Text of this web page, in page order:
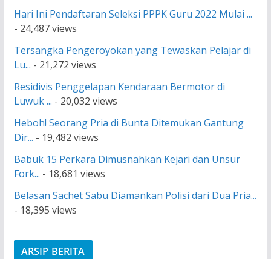
Hari Ini Pendaftaran Seleksi PPPK Guru 2022 Mulai ...
- 24,487 views
Tersangka Pengeroyokan yang Tewaskan Pelajar di
Lu... - 21,272 views
Residivis Penggelapan Kendaraan Bermotor di
Luwuk ... - 20,032 views
Heboh! Seorang Pria di Bunta Ditemukan Gantung
Dir... - 19,482 views
Babuk 15 Perkara Dimusnahkan Kejari dan Unsur
Fork... - 18,681 views
Belasan Sachet Sabu Diamankan Polisi dari Dua Pria...
- 18,395 views
ARSIP BERITA